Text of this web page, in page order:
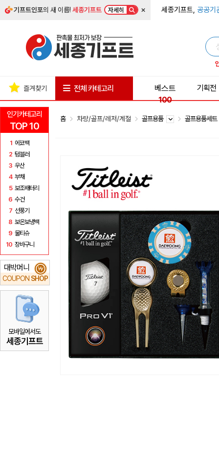
기프트인포의 새 이름!세종기프트 자세히 × 세종기프트, 공공기
인기카테고리
TOP 10
1 에코백
2 텀블러
3 우산
4 부채
5 보조배터리
6 수건
7 선풍기
8 보온보냉백
9 물티슈
10 장바구니
대박머니
COUPON SHOP
₩
모바일에서도
세종기프트
즐겨찾기 전체 카테고리
베스트
100
기획전
홈 차량/골프/레저/계절 골프용품 골프용품세